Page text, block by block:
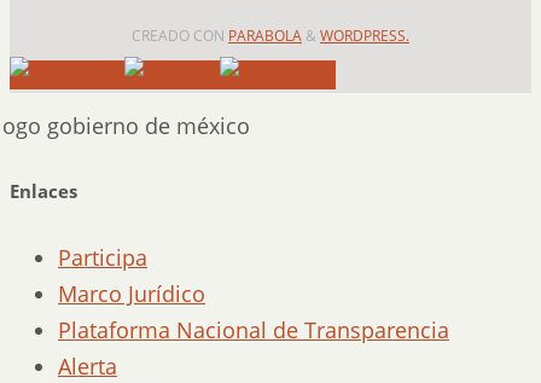
CREADO CON PARABOLA & WORDPRESS.
Enlaces
Participa
Marco Jurídico
Plataforma Nacional de Transparencia
Alerta